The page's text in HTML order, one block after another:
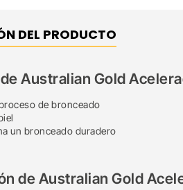
DEL PRODUCTO
Australian Gold
de bronceado
un bronceado duradero
de Australian Gold